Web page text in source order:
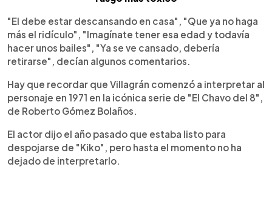
"El debe estar descansando en casa", "Que ya no haga
más el ridículo", "Imagínate tener esa edad y todavía
hacer unos bailes", "Ya se ve cansado, debería
retirarse", decían algunos comentarios.
Hay que recordar que Villagrán comenzó a interpretar al
personaje en 1971 en la icónica serie de "El Chavo del 8",
de Roberto Gómez Bolaños.
El actor dijo el año pasado que estaba listo para
despojarse de "Kiko", pero hasta el momento no ha
dejado de interpretarlo.